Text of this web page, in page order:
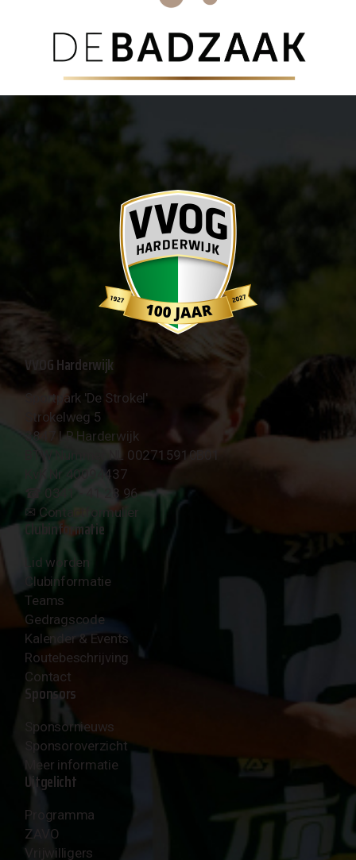
VVOG Harderwijk
Sportpark 'De Strokel'
Strokelweg 5
3847 LR Harderwijk
BTW Nummer NL 002715910B01
KvK Nr 40094437
☎︎ 0341 - 41 28 96
✉︎ Contactformulier
Clubinformatie
Lid worden
Clubinformatie
Teams
Gedragscode
Kalender & Events
Routebeschrijving
Contact
Sponsors
Sponsornieuws
Sponsoroverzicht
Meer informatie
Uitgelicht
Programma
ZAVO
Vrijwilligers